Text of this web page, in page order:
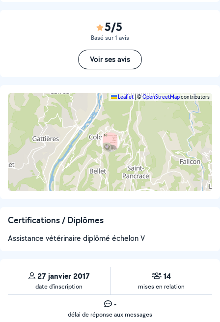
5/5
Basé sur 1 avis
Voir ses avis
Leaflet|©OpenStreetMapcontributors
Certifications / Diplômes
Assistance vétérinaire diplômé échelon V
27 janvier 2017
date d’inscription
14
mises en relation
-
délai de réponse aux messages